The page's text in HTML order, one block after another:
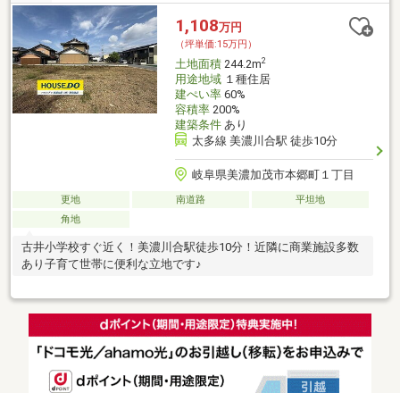
1,108万円
（坪単価:15万円）
土地面積244.2m2
用途地域１種住居
建ぺい率60%
容積率200%
建築条件あり
太多線 美濃川合駅 徒歩10分
岐阜県美濃加茂市本郷町１丁目
更地 南道路
平坦地
角地
古井小学校すぐ近く！美濃川合駅徒歩10分！近隣に商業施設多数
あり子育て世帯に便利な立地です♪